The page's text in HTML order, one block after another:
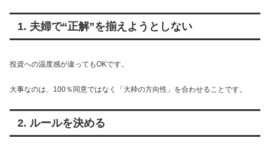
1. 夫婦で“正解”を揃えようとしない
投資への温度感が違ってもOKです。
大事なのは、100％同意ではなく「大枠の方向性」を合わせることです。
2. ルールを決める